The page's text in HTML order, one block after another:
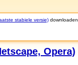
stabiele versie) downloaden.
Opera)